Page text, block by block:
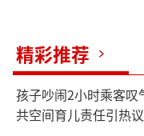
精彩推荐
孩子吵闹2小时乘客叹
共空间育儿责任引热议